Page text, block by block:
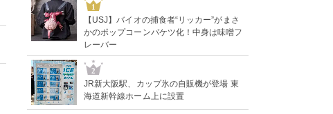
1
【USJ】バイオの捕食者“リッカー”がまさ
かのポップコーンバケツ化！中身は味噌フ
レーバー
2
JR新大阪駅、カップ氷の自販機が登場 東
海道新幹線ホーム上に設置